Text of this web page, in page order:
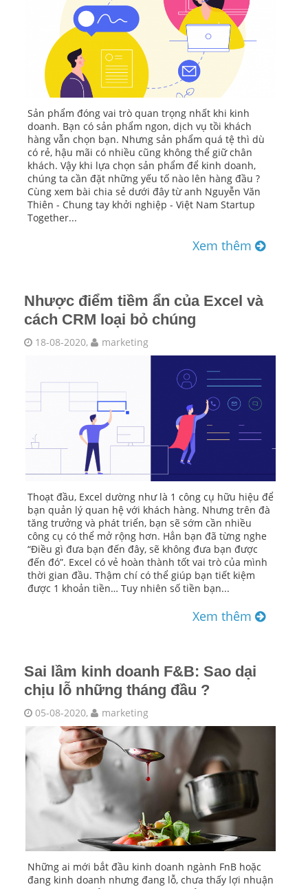
Sản phẩm đóng vai trò quan trọng nhất khi kinh
doanh. Bạn có sản phẩm ngon, dịch vụ tồi khách
hàng vẫn chọn bạn. Nhưng sản phẩm quá tệ thì dù
có rẻ, hậu mãi có nhiều cũng không thể giữ chân
khách. Vậy khi lựa chọn sản phẩm để kinh doanh,
chúng ta cần đặt những yếu tố nào lên hàng đầu ?
Cùng xem bài chia sẻ dưới đây từ anh Nguyễn Văn
Thiên - Chung tay khởi nghiệp - Việt Nam Startup
Together...
Xem thêm
Nhược điểm tiềm ẩn của Excel và
cách CRM loại bỏ chúng
18-08-2020, marketing
Thoạt đầu, Excel dường như là 1 công cụ hữu hiệu để
bạn quản lý quan hệ với khách hàng. Nhưng trên đà
tăng trưởng và phát triển, bạn sẽ sớm cần nhiều
công cụ có thể mở rộng hơn. Hẳn bạn đã từng nghe
“Điều gì đưa bạn đến đây, sẽ không đưa bạn được
đến đó”. Excel có vẻ hoàn thành tốt vai trò của mình
thời gian đầu. Thậm chí có thể giúp bạn tiết kiệm
được 1 khoản tiền… Tuy nhiên số tiền bạn...
Xem thêm
Sai lầm kinh doanh F&B: Sao dại
chịu lỗ những tháng đầu ?
05-08-2020, marketing
Những ai mới bắt đầu kinh doanh ngành FnB hoặc
đang kinh doanh nhưng đang lỗ, chưa thấy lợi nhuận